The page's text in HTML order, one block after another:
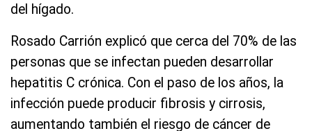
del hígado.
Rosado Carrión explicó que cerca del 70% de las
personas que se infectan pueden desarrollar
hepatitis C crónica. Con el paso de los años, la
infección puede producir fibrosis y cirrosis,
aumentando también el riesgo de cáncer de